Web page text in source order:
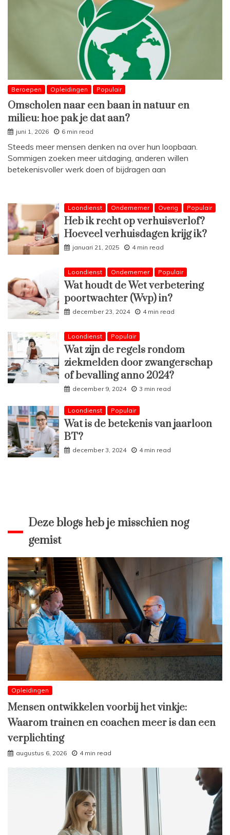
Beroepen Opleidingen Populair
Omscholen naar een baan in natuur en
milieu: hoe pak je dat aan?
juni 1, 2026 6 min read
Steeds meer mensen denken na over hun loopbaan.
Sommigen zoeken meer uitdaging, anderen willen
betekenisvoller werk doen of bijdragen aan
Loondienst Ondernemer Overig Populair
Heb ik recht op verhuisverlof?
Hoeveel verhuisdagen krijg ik?
januari 21, 2025 4 min read
Loondienst Ondernemer Populair
Wat houdt de Wet verbetering
poortwachter (Wvp) in?
december 23, 2024 4 min read
Loondienst Populair
Wat zijn de regels rondom
ziekmelden door zwangerschap
of bevalling anno 2024?
december 9, 2024 3 min read
Loondienst Populair
Wat is de betekenis van jaarloon
BT?
december 3, 2024 4 min read
Deze blogs heb je misschien nog
gemist
Opleidingen
Mensen ontwikkelen voorbij het vinkje:
Waarom trainen en coachen meer is dan een
verplichting
augustus 6, 2026 4 min read